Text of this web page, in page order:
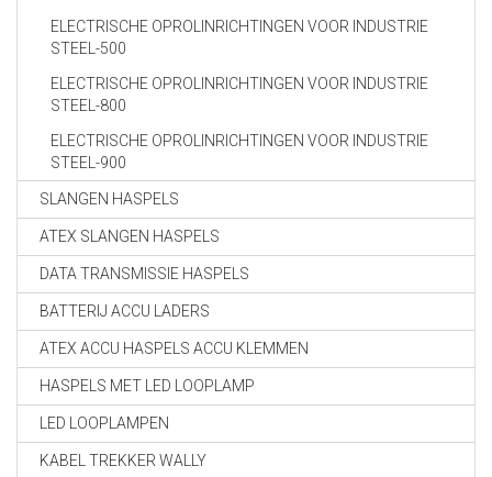
ELECTRISCHE OPROLINRICHTINGEN VOOR INDUSTRIE
STEEL-500
ELECTRISCHE OPROLINRICHTINGEN VOOR INDUSTRIE
STEEL-800
ELECTRISCHE OPROLINRICHTINGEN VOOR INDUSTRIE
STEEL-900
SLANGEN HASPELS
ATEX SLANGEN HASPELS
DATA TRANSMISSIE HASPELS
BATTERIJ ACCU LADERS
ATEX ACCU HASPELS ACCU KLEMMEN
HASPELS MET LED LOOPLAMP
LED LOOPLAMPEN
KABEL TREKKER WALLY